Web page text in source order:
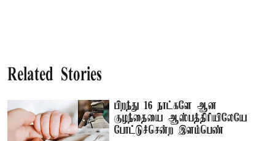
Related Stories
பிறந்து 16 நாட்களே ஆன
குழந்தையை ஆஸ்பத்திரியிலேயே
போட்டுச்சென்ற இளம்பெண்